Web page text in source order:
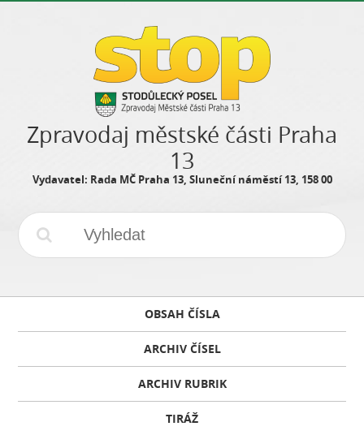
Zpravodaj městské části Praha
13
Vydavatel: Rada MČ Praha 13, Sluneční náměstí 13, 158 00
OBSAH ČÍSLA
ARCHIV ČÍSEL
ARCHIV RUBRIK
TIRÁŽ